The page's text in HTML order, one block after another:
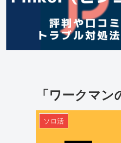
「ワークマ
ソロ活